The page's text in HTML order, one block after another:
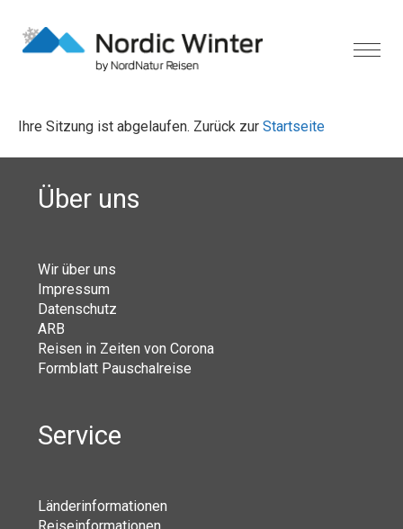
Ihre Sitzung ist abgelaufen. Zurück zur Startseite
Über uns
Wir über uns
Impressum
Datenschutz
ARB
Reisen in Zeiten von Corona
Formblatt Pauschalreise
Service
Länderinformationen